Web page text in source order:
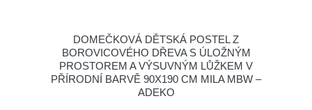
DOMEČKOVÁ DĚTSKÁ POSTEL Z
BOROVICOVÉHO DŘEVA S ÚLOŽNÝM
PROSTOREM A VÝSUVNÝM LŮŽKEM V
PŘÍRODNÍ BARVĚ 90X190 CM MILA MBW –
ADEKO